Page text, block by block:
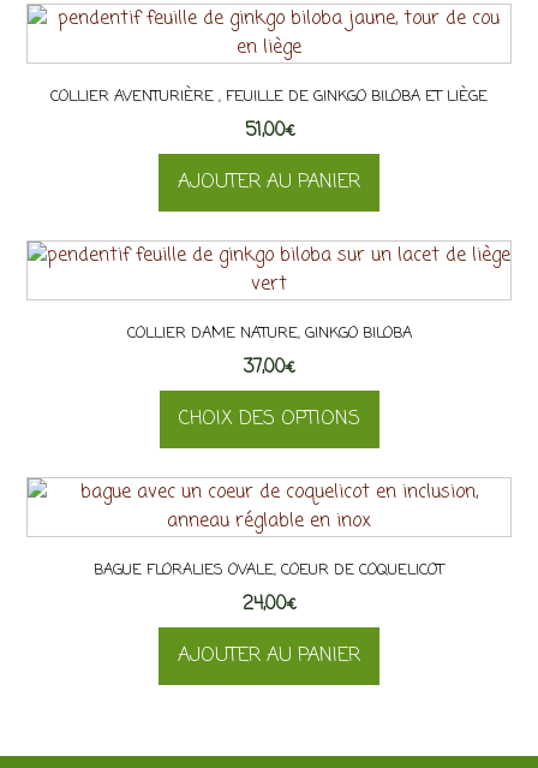
produit
a
variations.
Les
options
peuvent
être
choisies
sur
la
page
du
produit
COLLIER AVENTURIÈRE , FEUILLE DE GINKGO BILOBA ET LIÈGE
51,00€
AJOUTER AU PANIER
COLLIER DAME NATURE, GINKGO BILOBA
37,00€
CHOIX DES OPTIONS
produit
a
variations.
Les
options
peuvent
être
sur
BAGUE FLORALIES OVALE, COEUR DE COQUELICOT
24,00€
AJOUTER AU PANIER